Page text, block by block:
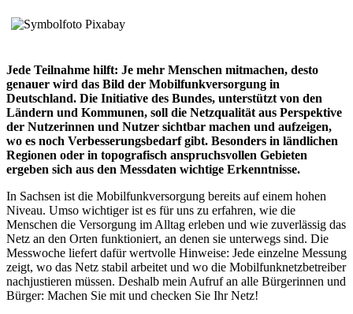
Jede Teilnahme hilft: Je mehr Menschen mitmachen, desto
genauer wird das Bild der Mobilfunkversorgung in
Deutschland. Die Initiative des Bundes, unterstützt von den
Ländern und Kommunen, soll die Netzqualität aus Perspektive
der Nutzerinnen und Nutzer sichtbar machen und aufzeigen,
wo es noch Verbesserungsbedarf gibt. Besonders in ländlichen
Regionen oder in topografisch anspruchsvollen Gebieten
ergeben sich aus den Messdaten wichtige Erkenntnisse.
In Sachsen ist die Mobilfunkversorgung bereits auf einem hohen
Niveau. Umso wichtiger ist es für uns zu erfahren, wie die
Menschen die Versorgung im Alltag erleben und wie zuverlässig das
Netz an den Orten funktioniert, an denen sie unterwegs sind. Die
Messwoche liefert dafür wertvolle Hinweise: Jede einzelne Messung
zeigt, wo das Netz stabil arbeitet und wo die Mobilfunknetzbetreiber
nachjustieren müssen. Deshalb mein Aufruf an alle Bürgerinnen und
Bürger: Machen Sie mit und checken Sie Ihr Netz!